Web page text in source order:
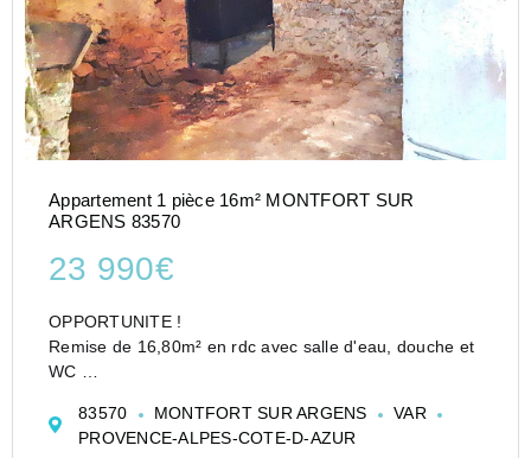
Appartement 1 pièce 16m² MONTFORT SUR
ARGENS 83570
23 990€
OPPORTUNITE !
Remise de 16,80m² en rdc avec salle d'eau, douche et
WC
agrandissement de la fenêtre actuelle
Dans une rue calme et à proximité immédiate des
83570 MONTFORT SUR ARGENS
VAR
PROVENCE-ALPES-COTE-D-AZUR